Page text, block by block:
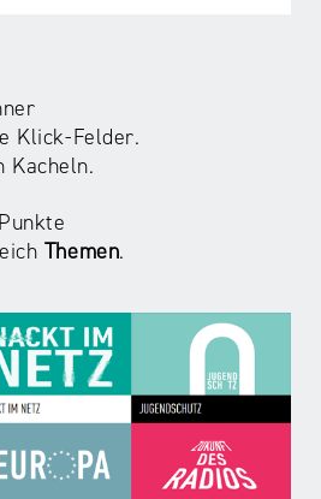
Klick-Felder.
Kacheln.
Themen.